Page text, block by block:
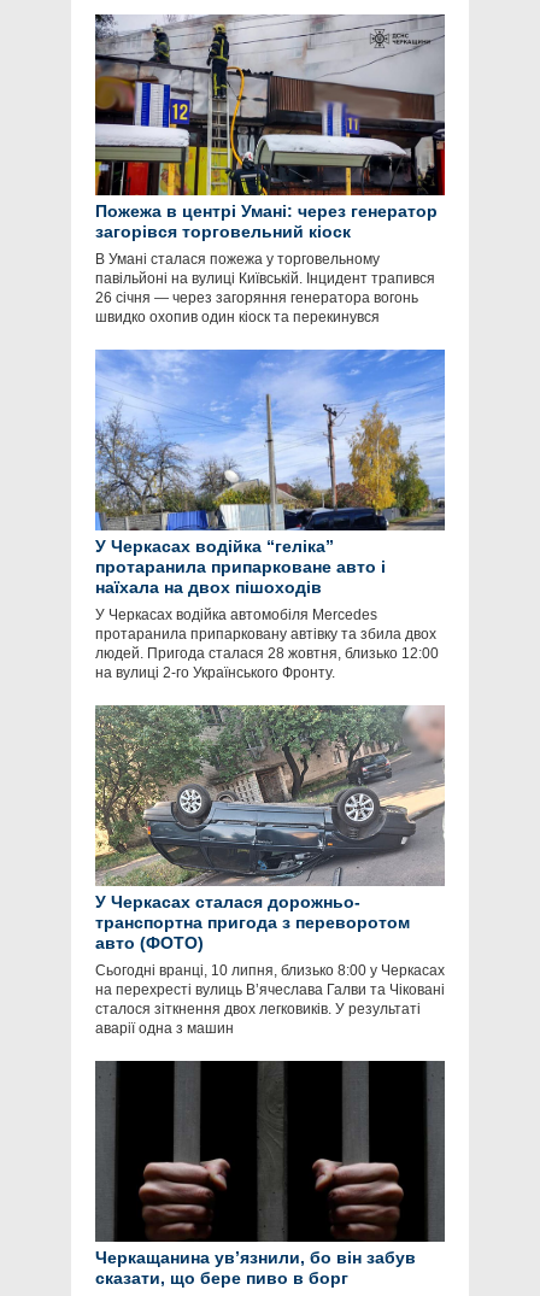
Пожежа в центрі Умані: через генератор
загорівся торговельний кіоск
В Умані сталася пожежа у торговельному
павільйоні на вулиці Київській. Інцидент трапився
26 січня — через загоряння генератора вогонь
швидко охопив один кіоск та перекинувся
У Черкасах водійка “геліка”
протаранила припарковане авто і
наїхала на двох пішоходів
У Черкасах водійка автомобіля Mercedes
протаранила припарковану автівку та збила двох
людей. Пригода сталася 28 жовтня, близько 12:00
на вулиці 2-го Українського Фронту.
У Черкасах сталася дорожньо-
транспортна пригода з переворотом
авто (ФОТО)
Сьогодні вранці, 10 липня, близько 8:00 у Черкасах
на перехресті вулиць В’ячеслава Галви та Чіковані
сталося зіткнення двох легковиків. У результаті
аварії одна з машин
Черкащанина ув’язнили, бо він забув
сказати, що бере пиво в борг